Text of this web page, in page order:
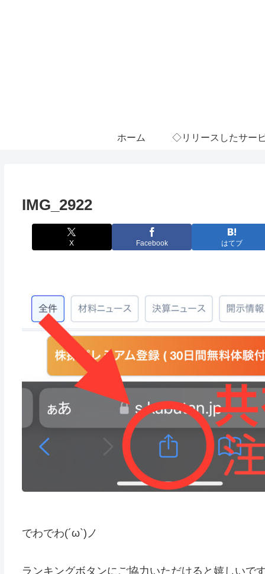
ホーム ◇リリースしたサー
IMG_2922
X Facebook はてブ
でわでわ(´ω`)ノ
ランキングボタンにご協力いただけると嬉しいで